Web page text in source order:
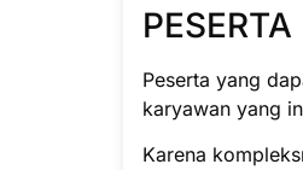
PESERTA
Peserta yang
karyawan yang
Karena